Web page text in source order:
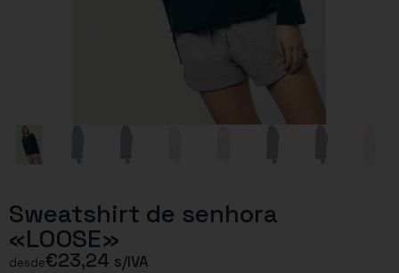
Sweatshirt de senhora
«LOOSE»
desde€23,24 s/IVA